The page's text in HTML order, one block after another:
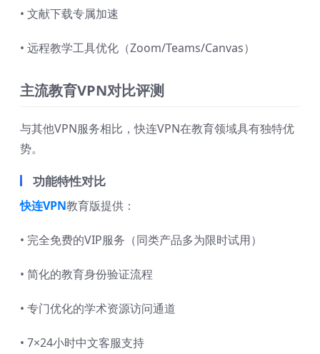
• 文献下载专属加速
• 远程教学工具优化（Zoom/Teams/Canvas）
主流教育VPN对比评测
与其他VPN服务相比，快连VPN在教育领域具有独特优
势。
功能特性对比
快连VPN教育版提供：
• 完全免费的VIP服务（同类产品多为限时试用）
• 简化的教育身份验证流程
• 专门优化的学术资源访问通道
• 7×24小时中文客服支持